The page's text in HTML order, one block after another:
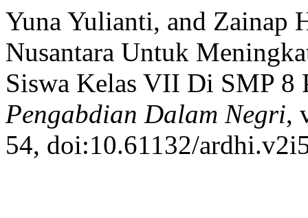
Yuna Yulianti, and Zainap
Nusantara Untuk
Siswa Kelas VII Di SMP 8
Pengabdian Dalam Negri,
54, doi:10.61132/